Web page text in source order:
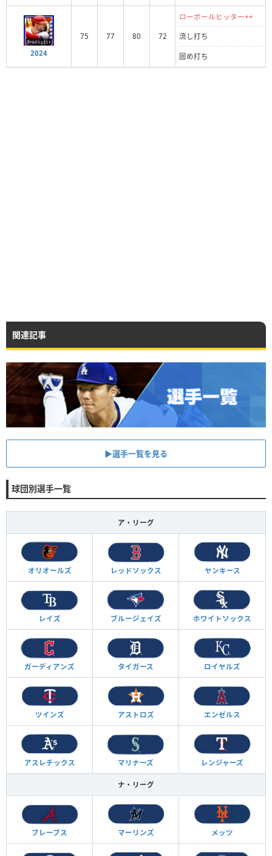
2024
75 77 80 72
ローボールヒッター++
流し打ち
固め打ち
関連記事
▶︎選手一覧を見る
球団別選手一覧
ア・リーグ
オリオールズ レッドソックス ヤンキース
レイズ ブルージェイズ ホワイトソックス
ガーディアンズ タイガース ロイヤルズ
ツインズ アストロズ エンゼルス
アスレチックス マリナーズ レンジャーズ
ナ・リーグ
ブレーブス マーリンズ メッツ